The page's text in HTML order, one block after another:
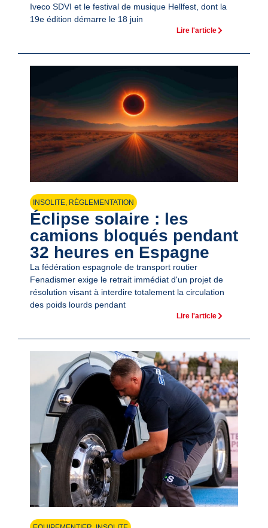
Iveco SDVI et le festival de musique Hellfest, dont la
19e édition démarre le 18 juin
Lire l'article
INSOLITE, RÈGLEMENTATION
Éclipse solaire : les
camions bloqués pendant
32 heures en Espagne
La fédération espagnole de transport routier
Fenadismer exige le retrait immédiat d'un projet de
résolution visant à interdire totalement la circulation
des poids lourds pendant
Lire l'article